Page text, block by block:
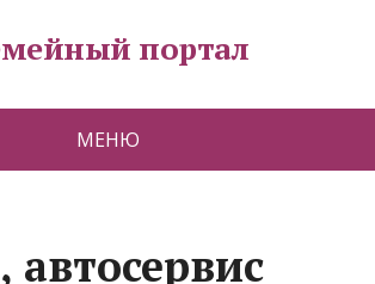
портал
МЕНЮ
автосервис